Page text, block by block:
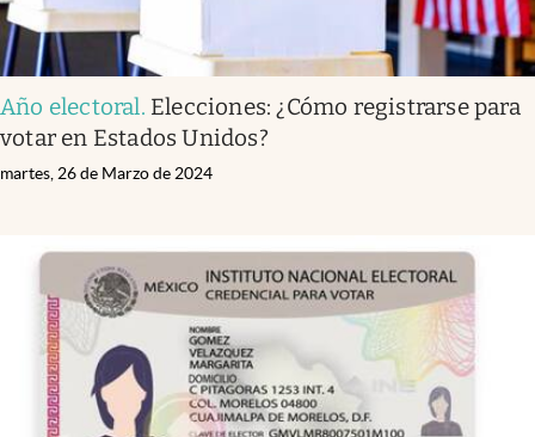
Año electoral. Elecciones: ¿Cómo registrarse para
votar en Estados Unidos?
martes, 26 de Marzo de 2024